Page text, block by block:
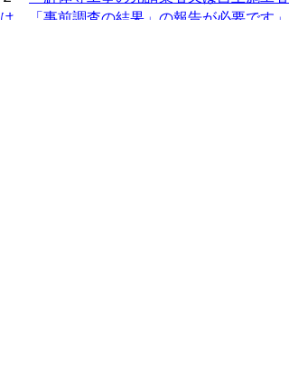
は、「事前調査の結果」の報告が必要です」